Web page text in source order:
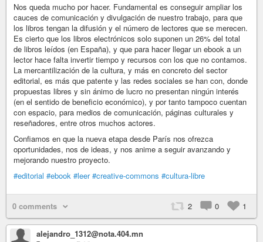
Nos queda mucho por hacer. Fundamental es conseguir ampliar los
cauces de comunicación y divulgación de nuestro trabajo, para que
los libros tengan la difusión y el número de lectores que se merecen.
Es cierto que los libros electrónicos solo suponen un 26% del total
de libros leídos (en España), y que para hacer llegar un ebook a un
lector hace falta invertir tiempo y recursos con los que no contamos.
La mercantilización de la cultura, y más en concreto del sector
editorial, es más que patente y las redes sociales se han con, donde
propuestas libres y sin ánimo de lucro no presentan ningún interés
(en el sentido de beneficio económico), y por tanto tampoco cuentan
con espacio, para medios de comunicación, páginas culturales y
reseñadores, entre otros muchos actores.
Confiamos en que la nueva etapa desde París nos ofrezca
oportunidades, nos de ideas, y nos anime a seguir avanzando y
mejorando nuestro proyecto.
#editorial #ebook #leer #creative-commons #cultura-libre
0 comments 2 0 1
alejandro_1312@nota.404.mn